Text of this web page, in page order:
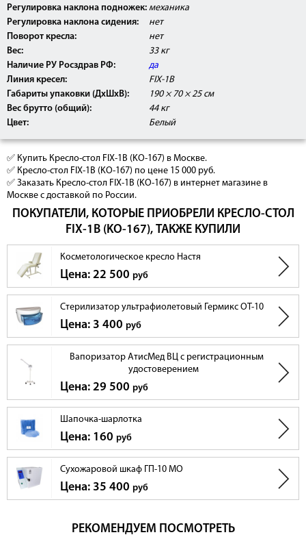
Регулировка наклона подножек: механика
Регулировка наклона сидения:
нет
Поворот кресла:
нет
Вес:
33 кг
Наличие РУ Росздрав РФ:
да
Линия кресел:
FIX-1B
Габариты упаковки (ДхШхВ):
190 × 70 × 25 см
Вес брутто (общий):
44 кг
Цвет:
Белый
✅ Купить Кресло-стол FIX-1B (KO-167) в Москве.
✅ Кресло-стол FIX-1B (KO-167) по цене 15 000 руб.
✅ Заказать Кресло-стол FIX-1B (KO-167) в интернет магазине в
Москве с доставкой по России.
ПОКУПАТЕЛИ, КОТОРЫЕ ПРИОБРЕЛИ КРЕСЛО-СТОЛ
FIX-1B (KO-167), ТАКЖЕ КУПИЛИ
Косметологическое кресло Настя
Цена: 22 500 руб
Стерилизатор ультрафиолетовый Гермикс ОТ-10
Цена: 3 400 руб
Вапоризатор АтисМед ВЦ с регистрационным
удостоверением
Цена: 29 500 руб
Шапочка-шарлотка
Цена: 160 руб
Сухожаровой шкаф ГП-10 МО
Цена: 35 400 руб
РЕКОМЕНДУЕМ ПОСМОТРЕТЬ